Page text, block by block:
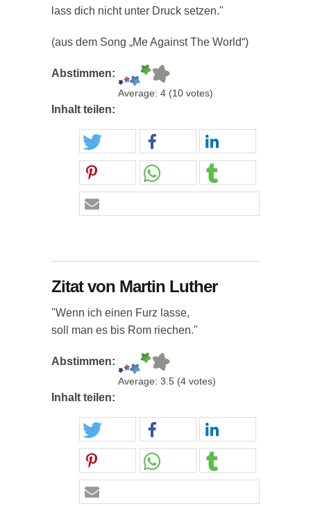
lass dich nicht unter Druck setzen."
(aus dem Song „Me Against The World“)
Abstimmen:
Average: 4 (10 votes)
Inhalt teilen:
Zitat von Martin Luther
"Wenn ich einen Furz lasse,
soll man es bis Rom riechen."
Abstimmen:
Average: 3.5 (4 votes)
Inhalt teilen: